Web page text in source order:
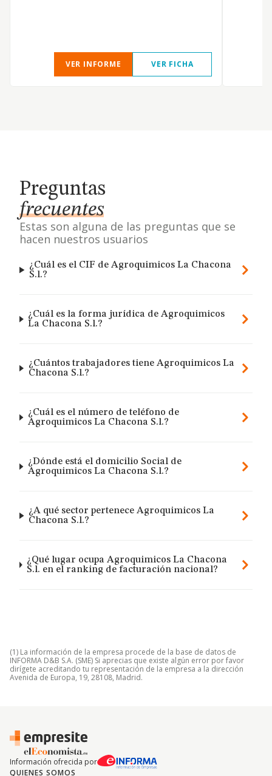
VER INFORME VER FICHA
Preguntas
frecuentes
Estas son alguna de las preguntas que se
hacen nuestros usuarios
¿Cuál es el CIF de Agroquimicos La Chacona
S.l.?
¿Cuál es la forma jurídica de Agroquimicos
La Chacona S.l.?
¿Cuántos trabajadores tiene Agroquimicos La
Chacona S.l.?
¿Cuál es el número de teléfono de
Agroquimicos La Chacona S.l.?
¿Dónde está el domicilio Social de
Agroquimicos La Chacona S.l.?
¿A qué sector pertenece Agroquimicos La
Chacona S.l.?
¿Qué lugar ocupa Agroquimicos La Chacona
S.l. en el ranking de facturación nacional?
(1) La información de la empresa procede de la base de datos de
INFORMA D&B S.A. (SME) Si aprecias que existe algún error por favor
dirígete acreditando tu representación de la empresa a la dirección
Avenida de Europa, 19, 28108, Madrid.
Información ofrecida por
QUIENES SOMOS